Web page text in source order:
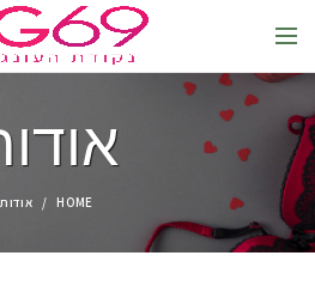
HOME אודות